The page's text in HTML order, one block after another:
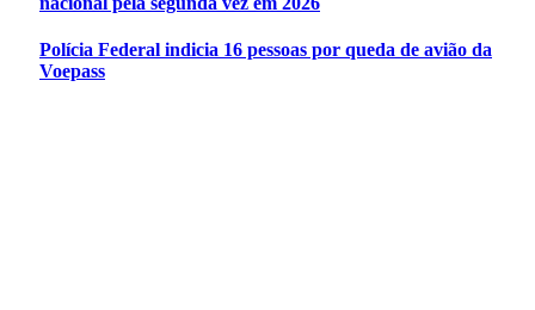
Polícia Federal indicia 16 pessoas por queda de avião da
Voepass